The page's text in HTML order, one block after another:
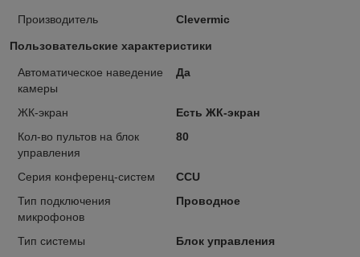
Производитель Clevermic
Пользовательские характеристики
Автоматическое наведение
камеры
Да
ЖК-экран
Есть ЖК-экран
Кол-во пультов на блок
управления
80
Серия конференц-систем
CCU
Тип подключения
микрофонов
Проводное
Тип системы
Блок управления